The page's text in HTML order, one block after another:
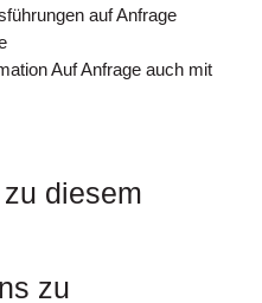
auf Anfrage
Auf Anfrage auch mit
diesem
zu